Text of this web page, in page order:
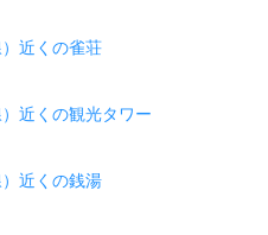
近くの雀荘
近くの観光タワー
近くの銭湯